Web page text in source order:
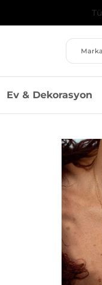
Ev & Dekorasyon